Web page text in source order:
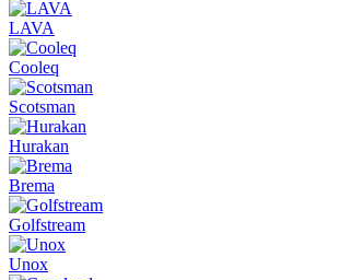
LAVA
Cooleq
Scotsman
Hurakan
Brema
Golfstream
Unox